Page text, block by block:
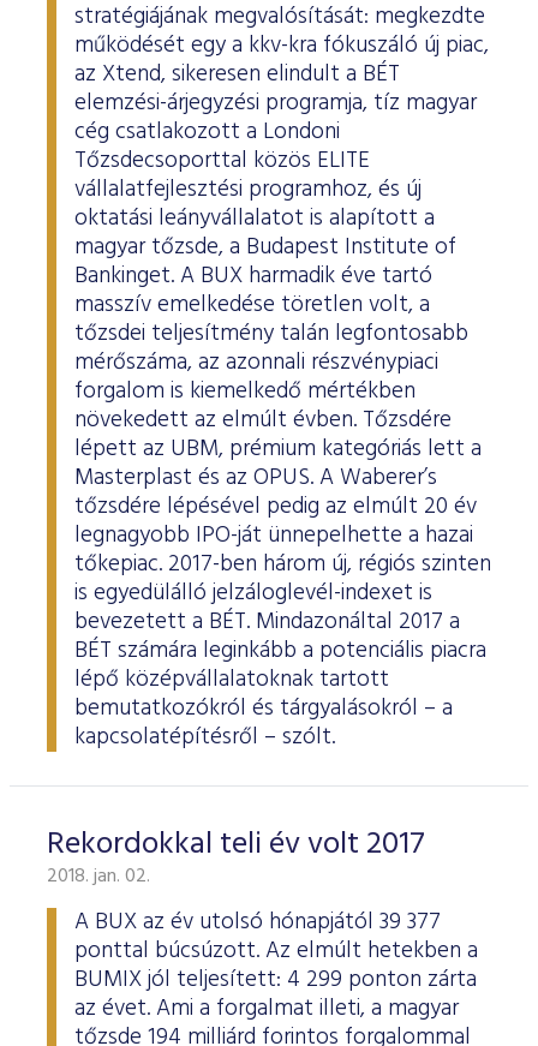
stratégiájának megvalósítását: megkezdte
működését egy a kkv-kra fókuszáló új piac,
az Xtend, sikeresen elindult a BÉT
elemzési-árjegyzési programja, tíz magyar
cég csatlakozott a Londoni
Tőzsdecsoporttal közös ELITE
vállalatfejlesztési programhoz, és új
oktatási leányvállalatot is alapított a
magyar tőzsde, a Budapest Institute of
Bankinget. A BUX harmadik éve tartó
masszív emelkedése töretlen volt, a
tőzsdei teljesítmény talán legfontosabb
mérőszáma, az azonnali részvénypiaci
forgalom is kiemelkedő mértékben
növekedett az elmúlt évben. Tőzsdére
lépett az UBM, prémium kategóriás lett a
Masterplast és az OPUS. A Waberer’s
tőzsdére lépésével pedig az elmúlt 20 év
legnagyobb IPO-ját ünnepelhette a hazai
tőkepiac. 2017-ben három új, régiós szinten
is egyedülálló jelzáloglevél-indexet is
bevezetett a BÉT. Mindazonáltal 2017 a
BÉT számára leginkább a potenciális piacra
lépő középvállalatoknak tartott
bemutatkozókról és tárgyalásokról – a
kapcsolatépítésről – szólt.
Rekordokkal teli év volt 2017
2018. jan. 02.
A BUX az év utolsó hónapjától 39 377
ponttal búcsúzott. Az elmúlt hetekben a
BUMIX jól teljesített: 4 299 ponton zárta
az évet. Ami a forgalmat illeti, a magyar
tőzsde 194 milliárd forintos forgalommal